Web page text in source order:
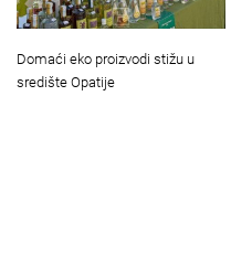
Domaći eko proizvodi stižu u
središte Opatije